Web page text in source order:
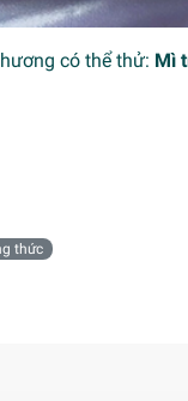
có thể thử: Mì
thức